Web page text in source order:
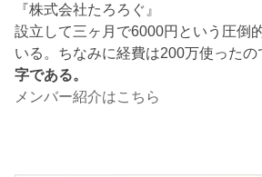
『株式会社たろろぐ』
設立して三ヶ月で6000円という圧倒
いる。ちなみに経費は200万使ったの
字である。
メンバー紹介はこちら